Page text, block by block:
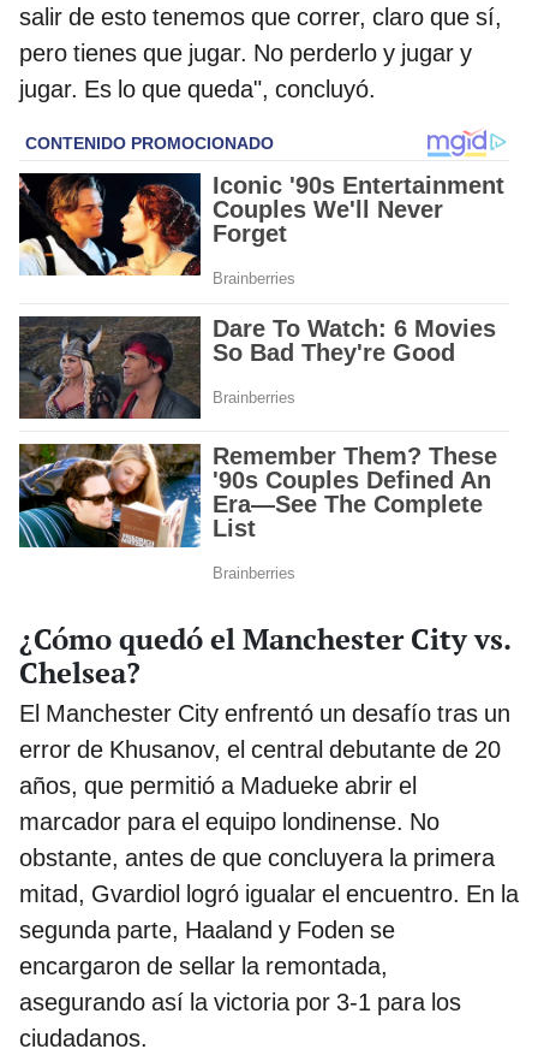
salir de esto tenemos que correr, claro que sí,
pero tienes que jugar. No perderlo y jugar y
jugar. Es lo que queda", concluyó.
¿Cómo quedó el Manchester City vs.
Chelsea?
El Manchester City enfrentó un desafío tras un
error de Khusanov, el central debutante de 20
años, que permitió a Madueke abrir el
marcador para el equipo londinense. No
obstante, antes de que concluyera la primera
mitad, Gvardiol logró igualar el encuentro. En la
segunda parte, Haaland y Foden se
encargaron de sellar la remontada,
asegurando así la victoria por 3-1 para los
ciudadanos.